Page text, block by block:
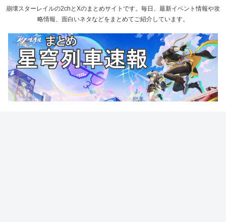
崩壊スターレイルの2chとXのまとめサイトです。毎日、最新イベント情報や攻
略情報、面白いネタなどをまとめてご紹介しています。